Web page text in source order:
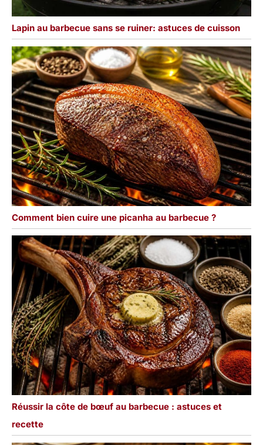
Lapin au barbecue sans se ruiner: astuces de cuisson
Comment bien cuire une picanha au barbecue ?
Réussir la côte de bœuf au barbecue : astuces et
recette